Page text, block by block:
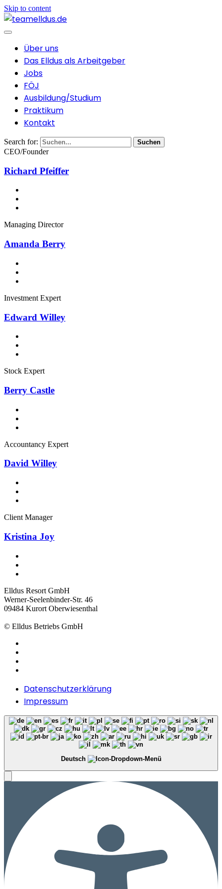
Skip to content
Über uns
Das Elldus als Arbeitgeber
Jobs
FÖJ
Ausbildung/Studium
Praktikum
Kontakt
Search for: Suchen
CEO/Founder
Richard Pfeiffer
Managing Director
Amanda Berry
Investment Expert
Edward Willey
Stock Expert
Berry Castle
Accountancy Expert
David Willey
Client Manager
Kristina Joy
Elldus Resort GmbH
Werner-Seelenbinder-Str. 46
09484 Kurort Oberwiesenthal
© Elldus Betriebs GmbH
Datenschutzerklärung
Impressum
Deutsch